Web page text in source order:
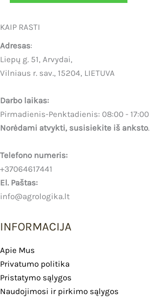
KAIP RASTI
Adresas:
Liepų g. 51, Arvydai,
Vilniaus r. sav., 15204, LIETUVA
Darbo laikas:
Pirmadienis-Penktadienis: 08:00 - 17:00
Norėdami atvykti, susisiekite iš anksto.
Telefono numeris:
+37064617441
El. Paštas:
info@agrologika.lt
INFORMACIJA
Apie Mus
Privatumo politika
Pristatymo sąlygos
Naudojimosi ir pirkimo sąlygos